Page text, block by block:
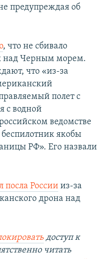
предупреждая об
, что не сбивало
над Черным морем.
что «из-за
полет с
с водной
ведомстве
якобы
РФ». Его назвали
посла России из-за
дрона над
доступ к
читать